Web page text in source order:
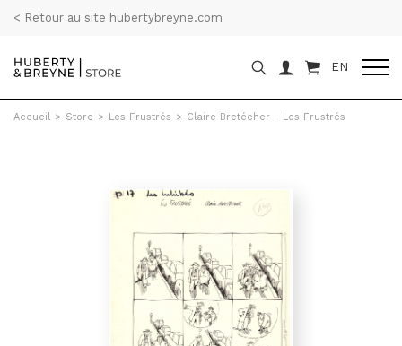
< Retour au site hubertybreyne.com
EN
Accueil > Store > Les Frustrés > Claire Bretécher - Les Frustrés